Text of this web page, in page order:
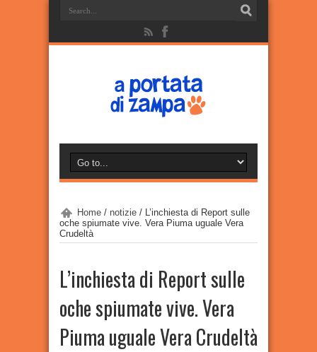
Home / notizie / L’inchiesta di Report sulle
oche spiumate vive. Vera Piuma uguale Vera
Crudeltà
L’inchiesta di Report sulle
oche spiumate vive. Vera
Piuma uguale Vera Crudeltà